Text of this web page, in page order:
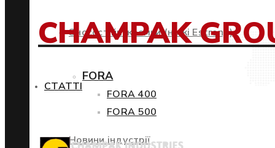
Зносостійкі кромки (ножі Estrong)
СТАТТІ
Новини індустрії
CHAMPAK
FORA
FORA 400
FORA 500